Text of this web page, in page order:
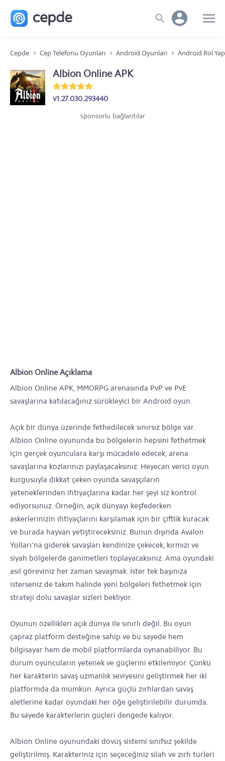
Cepde Cep Telefonu Oyunları Android Oyunları Android Rol
Albion Online APK
v1.27.030.293440
sponsorlu bağlantılar
Albion Online Açıklama
Albion Online APK, MMORPG arenasında PvP ve PvE
savaşlarına katılacağınız sürükleyici bir Android oyun.
Açık bir dünya üzerinde fethedilecek sınırsız bölge var.
Albion Online oyununda bu bölgelerin hepsini fethetmek
için gerçek oyunculara karşı mücadele edecek, arena
savaşlarına kozlarınızı paylaşacaksınız. Heyecan verici oyun
kurgusuyla dikkat çeken oyunda savaşçıların
yeteneklerinden ihtiyaçlarına kadar her şeyi siz kontrol
ediyorsunuz. Örneğin, açık dünyayı keşfederken
askerlerinizin ihtiyaçlarını karşılamak için bir çiftlik kuracak
ve burada hayvan yetiştireceksiniz. Bunun dışında Avalon
Yolları'na giderek savaşları kendinize çekecek, kırmızı ve
siyah bölgelerde ganimetleri toplayacaksınız. Ama oyundaki
asıl göreviniz her zaman savaşmak. İster tek başınıza
isterseniz de takım halinde yeni bölgeleri fethetmek için
strateji dolu savaşlar sizleri bekliyor.
Oyunun özellikleri açık dünya ile sınırlı değil. Bu oyun
çapraz platform desteğine sahip ve bu sayede hem
bilgisayar hem de mobil platformlarda oynanabiliyor. Bu
durum oyuncuların yetenek ve güçlerini etkilemiyor. Çünkü
her karakterin savaş uzmanlık seviyesini geliştirmek her iki
platformda da mümkün. Ayrıca güçlü zırhlardan savaş
aletlerine kadar oyundaki her öğe geliştirilebilir durumda.
Bu sayede karakterlerin güçleri dengede kalıyor.
Albion Online oyunundaki dövüş sistemi sınıfsız şekilde
geliştirilmiş. Karakteriniz için seçeceğiniz silah ve zırh türleri